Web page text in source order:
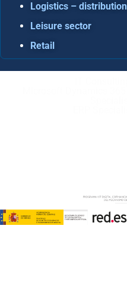
Logistics – distribution
Leisure sector
Retail